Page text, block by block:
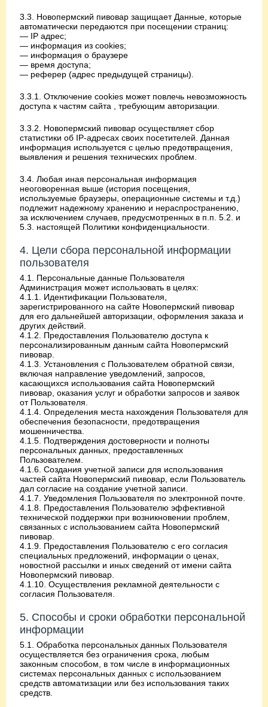
3.3. Новопермский пивовар защищает Данные, которые
автоматически передаются при посещении страниц:
— IP адрес;
— информация из cookies;
— информация о браузере
— время доступа;
— реферер (адрес предыдущей страницы).
3.3.1. Отключение cookies может повлечь невозможность
доступа к частям сайта , требующим авторизации.
3.3.2. Новопермский пивовар осуществляет сбор
статистики об IP-адресах своих посетителей. Данная
информация используется с целью предотвращения,
выявления и решения технических проблем.
3.4. Любая иная персональная информация
неоговоренная выше (история посещения,
используемые браузеры, операционные системы и т.д.)
подлежит надежному хранению и нераспространению,
за исключением случаев, предусмотренных в п.п. 5.2. и
5.3. настоящей Политики конфиденциальности.
4. Цели сбора персональной информации
пользователя
4.1. Персональные данные Пользователя
Администрация может использовать в целях:
4.1.1. Идентификации Пользователя,
зарегистрированного на сайте Новопермский пивовар
для его дальнейшей авторизации, оформления заказа и
других действий.
4.1.2. Предоставления Пользователю доступа к
персонализированным данным сайта Новопермский
пивовар.
4.1.3. Установления с Пользователем обратной связи,
включая направление уведомлений, запросов,
касающихся использования сайта Новопермский
пивовар, оказания услуг и обработки запросов и заявок
от Пользователя.
4.1.4. Определения места нахождения Пользователя для
обеспечения безопасности, предотвращения
мошенничества.
4.1.5. Подтверждения достоверности и полноты
персональных данных, предоставленных
Пользователем.
4.1.6. Создания учетной записи для использования
частей сайта Новопермский пивовар, если Пользователь
дал согласие на создание учетной записи.
4.1.7. Уведомления Пользователя по электронной почте.
4.1.8. Предоставления Пользователю эффективной
технической поддержки при возникновении проблем,
связанных с использованием сайта Новопермский
пивовар.
4.1.9. Предоставления Пользователю с его согласия
специальных предложений, информации о ценах,
новостной рассылки и иных сведений от имени сайта
Новопермский пивовар.
4.1.10. Осуществления рекламной деятельности с
согласия Пользователя.
5. Способы и сроки обработки персональной
информации
5.1. Обработка персональных данных Пользователя
осуществляется без ограничения срока, любым
законным способом, в том числе в информационных
системах персональных данных с использованием
средств автоматизации или без использования таких
средств.